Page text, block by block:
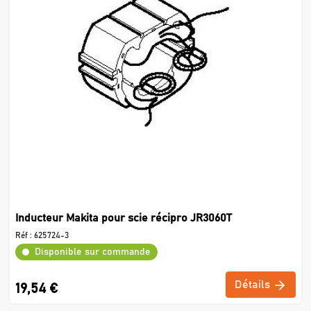
Inducteur Makita pour scie récipro JR3060T
Réf : 625724-3
Disponible sur commande
19,54 € Détails